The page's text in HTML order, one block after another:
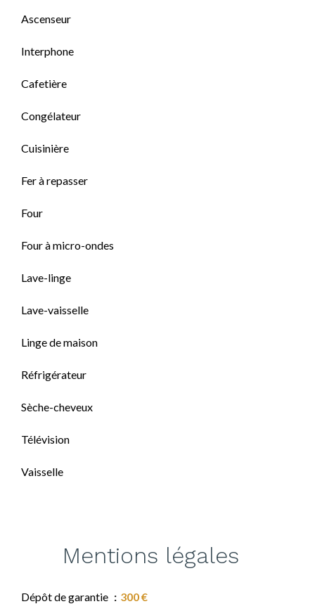
Ascenseur
Interphone
Cafetière
Congélateur
Cuisinière
Fer à repasser
Four
Four à micro-ondes
Lave-linge
Lave-vaisselle
Linge de maison
Réfrigérateur
Sèche-cheveux
Télévision
Vaisselle
Mentions légales
Dépôt de garantie 300 €